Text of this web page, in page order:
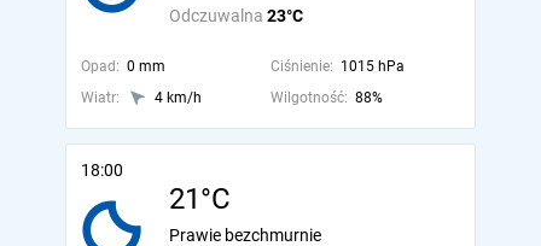
Odczuwalna 23°C
Opad: 0 mm Ciśnienie: 1015 hPa
Wiatr:
4 km/h Wilgotność: 88%
18:00
21°C
Prawie bezchmurnie